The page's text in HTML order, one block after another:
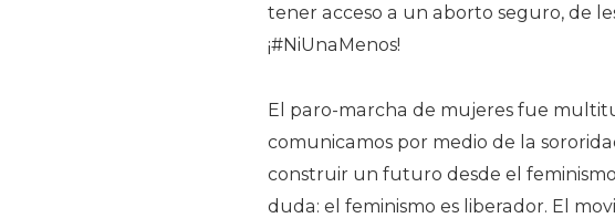
tener acceso a un aborto seguro, de
¡#NiUnaMenos!
El paro-marcha de mujeres fue
comunicamos por medio de la
construir un futuro desde el
duda: el feminismo es liberador. El